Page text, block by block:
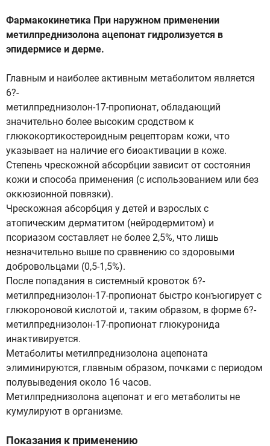
Фармакокинетика При наружном применении
метилпреднизолона ацепонат гидролизуется в
эпидермисе и дерме.
Главным и наиболее активным метаболитом является
6?-
метилпреднизолон-17-пропионат, обладающий
значительно более высоким сродством к
глюкокортикостероидным рецепторам кожи, что
указывает на наличие его биоактивации в коже.
Степень чрескожной абсорбции зависит от состояния
кожи и способа применения (с использованием или без
оккюзионной повязки).
Чрескожная абсорбция у детей и взрослых с
атопическим дерматитом (нейродермитом) и
псориазом составляет не более 2,5%, что лишь
незначительно выше по сравнению со здоровыми
добровольцами (0,5-1,5%).
После попадания в системный кровоток 6?-
метилпреднизолон-17-пропионат быстро конъюгирует с
глюкороновой кислотой и, таким образом, в форме 6?-
метилпреднизолон-17-пропионат глюкуронида
инактивируется.
Метаболиты метилпреднизолона ацепоната
элиминируются, главным образом, почками с периодом
полувыведения около 16 часов.
Метилпреднизолона ацепонат и его метаболиты не
кумулируют в организме.
Показания к применению